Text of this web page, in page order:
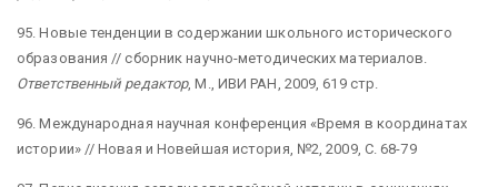
95. Новые тенденции в содержании школьного исторического
образования // сборник научно-методических материалов.
Ответственный редактор, М., ИВИ РАН, 2009, 619 стр.
96. Международная научная конференция «Время в координатах
истории» // Новая и Новейшая история, №2, 2009, С. 68-79